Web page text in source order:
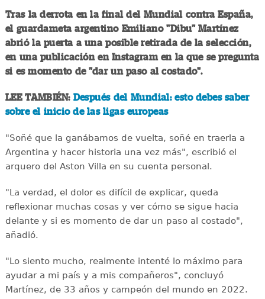
Tras la derrota en la final del Mundial contra España,
el guardameta argentino Emiliano "Dibu" Martínez
abrió la puerta a una posible retirada de la selección,
en una publicación en Instagram en la que se pregunta
si es momento de "dar un paso al costado".
LEE TAMBIÉN: Después del Mundial: esto debes saber
sobre el inicio de las ligas europeas
"Soñé que la ganábamos de vuelta, soñé en traerla a
Argentina y hacer historia una vez más", escribió el
arquero del Aston Villa en su cuenta personal.
"La verdad, el dolor es difícil de explicar, queda
reflexionar muchas cosas y ver cómo se sigue hacia
delante y si es momento de dar un paso al costado",
añadió.
"Lo siento mucho, realmente intenté lo máximo para
ayudar a mi país y a mis compañeros", concluyó
Martínez, de 33 años y campeón del mundo en 2022.